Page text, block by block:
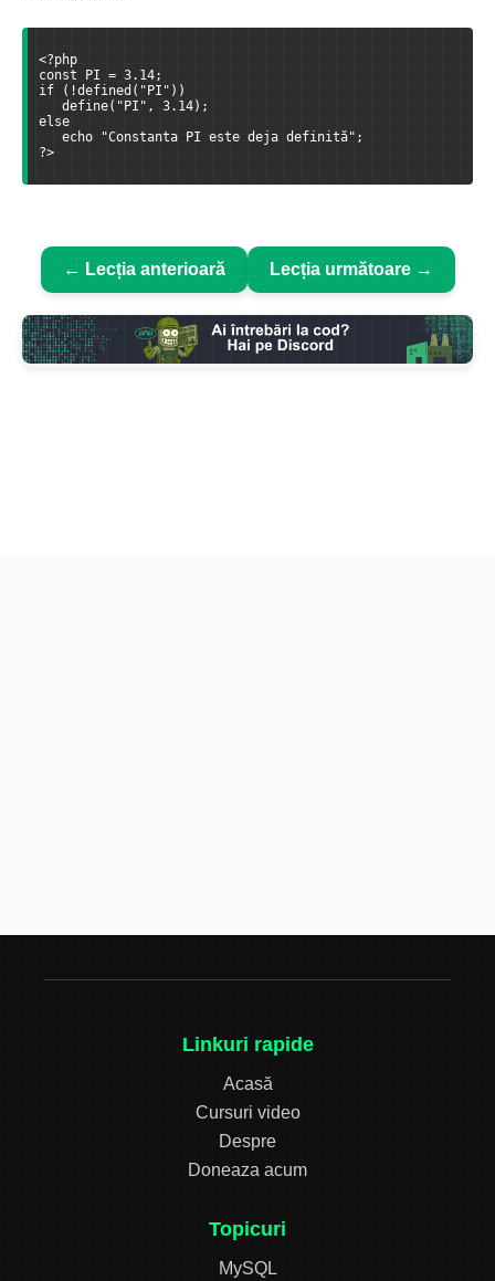
<?php
const PI = 3.14;
if (!defined("PI"))
define("PI", 3.14);
else
echo "Constanta PI este deja definită";
?>
← Lecția anterioară Lecția următoare →
Linkuri rapide
Acasă
Cursuri video
Despre
Doneaza acum
Topicuri
MySQL